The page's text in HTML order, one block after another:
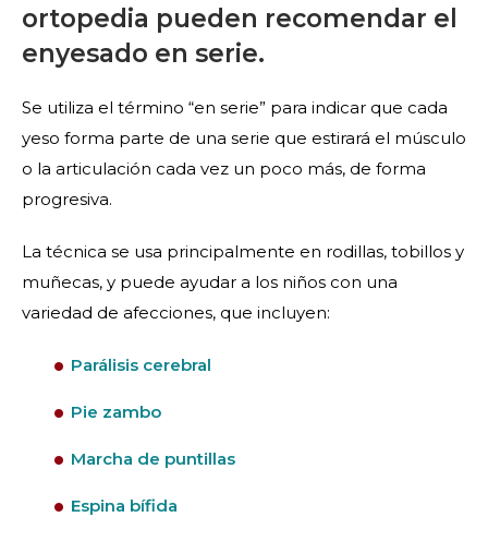
ortopedia pueden recomendar el
enyesado en serie.
Se utiliza el término “en serie” para indicar que cada
yeso forma parte de una serie que estirará el músculo
o la articulación cada vez un poco más, de forma
progresiva.
La técnica se usa principalmente en rodillas, tobillos y
muñecas, y puede ayudar a los niños con una
variedad de afecciones, que incluyen:
Parálisis cerebral
Pie zambo
Marcha de puntillas
Espina bífida